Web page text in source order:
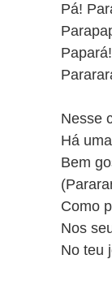
Pá!
Nesse
Há
Bem
Como
Nos
No teu